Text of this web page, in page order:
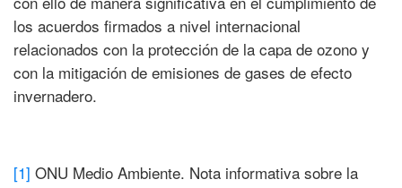
los acuerdos firmados a nivel internacional
relacionados con la protección de la capa de ozono y
con la mitigación de emisiones de gases de efecto
invernadero.
[1] ONU Medio Ambiente. Nota informativa sobre la